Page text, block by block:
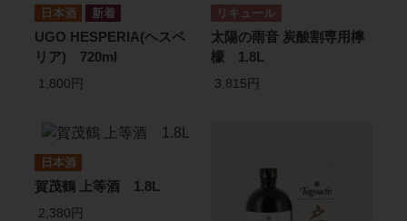
日本酒
UGO HESPERIA(ヘスペ
リア) 720ml
1,800円
リキュール
太陽の雨音 炭酸割専用檸
檬 1.8L
3,815円
日本酒
賀茂鶴 上等酒 1.8L
2,380円